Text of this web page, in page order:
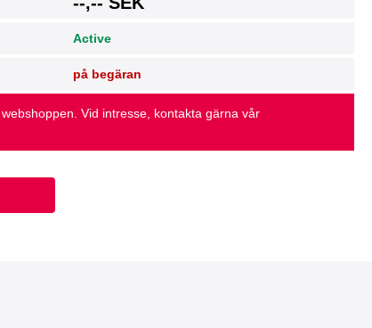
Active
på begäran
Vid intresse, kontakta gärna vår